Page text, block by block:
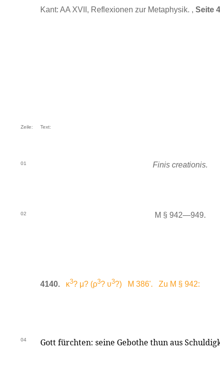
Kant: AA XVII, Reflexionen zur Metaphysik. , Seite
Zeile: Text:
01 Finis creationis.
02 M § 942—949.
4140. κ3? μ? (ρ3? υ3?) M 386'. Zu M § 942:
04 Gott fürchten: seine Gebothe thun aus